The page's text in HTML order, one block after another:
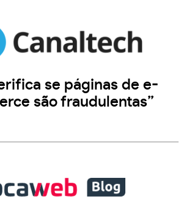
se páginas de e-
são fraudulentas”